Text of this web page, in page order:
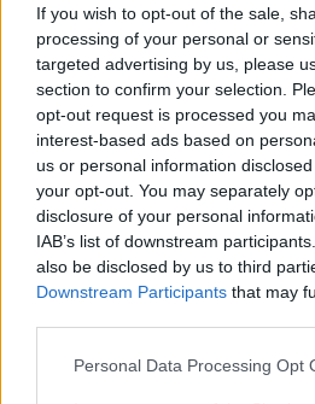
If you wish to opt-out of the sale,
processing of your personal or
targeted advertising by us, please
section to confirm your selection.
opt-out request is processed you
interest-based ads based on
us or personal information
your opt-out. You may separately
disclosure of your personal
IAB’s list of downstream
also be disclosed by us to third
Downstream Participants that may
Personal Data Processing Opt
ακολουθήσετε. Θα
με διαφορετικό χαρακτήρα από
να σηκωθείτε συγκεκριμένες
αξιοθέατα εξασφαλίζοντας έτσι
ενδιαφέροντα σημεία χωρίς να
Βέβαια αυτό δεν είναι πάντα
στιγμές που μπορείτε να
Ψάξτε και μόνοι σας για
λίμνες, ιστορικά κτίρια,
να επισκεφτείτε και δε